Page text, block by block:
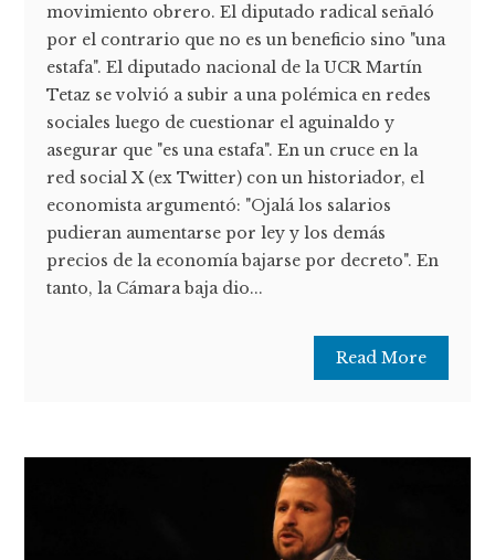
movimiento obrero. El diputado radical señaló
por el contrario que no es un beneficio sino "una
estafa". El diputado nacional de la UCR Martín
Tetaz se volvió a subir a una polémica en redes
sociales luego de cuestionar el aguinaldo y
asegurar que "es una estafa". En un cruce en la
red social X (ex Twitter) con un historiador, el
economista argumentó: "Ojalá los salarios
pudieran aumentarse por ley y los demás
precios de la economía bajarse por decreto". En
tanto, la Cámara baja dio...
Read More